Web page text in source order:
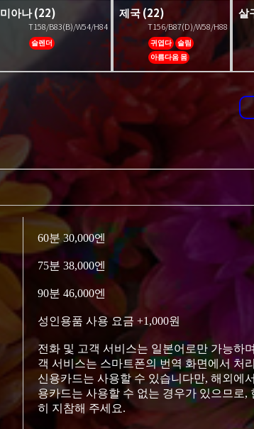
미아나(22)
T158/B83(B)/W54/H84
슬렌더
제국(22)
T156/B87(D)/W58/H88
귀엽다 슬림
아름다움 몸
살
60분 30,000엔
75분 38,000엔
90분 46,000엔
성인용품 사용 요금 +1,000원
전화 및 고객 서비스는 일본어로만 가능하
객 서비스는 스마트폰의 번역 화면에서 처
신용카드는 사용할 수 있습니다만, 해외에
용카드는 사용할 수 없는 경우가 있으므로,
히 지참해 주세요.